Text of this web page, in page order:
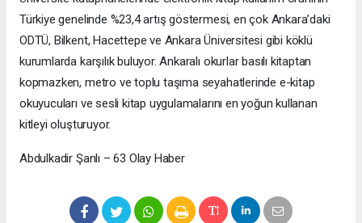
Türkiye genelinde %23,4 artış göstermesi, en çok Ankara’daki
ODTÜ, Bilkent, Hacettepe ve Ankara Üniversitesi gibi köklü
kurumlarda karşılık buluyor. Ankaralı okurlar basılı kitaptan
kopmazken, metro ve toplu taşıma seyahatlerinde e-kitap
okuyucuları ve sesli kitap uygulamalarını en yoğun kullanan
kitleyi oluşturuyor.
Abdulkadir Şanlı – 63 Olay Haber